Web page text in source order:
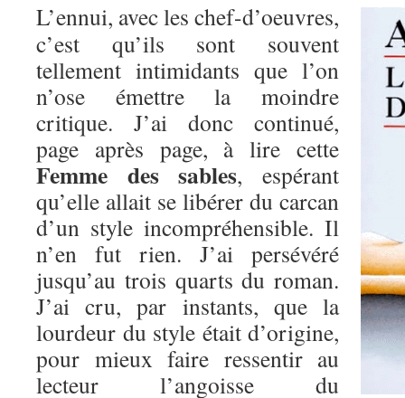
L’ennui, avec les chef-d’oeuvres,
c’est qu’ils sont souvent
tellement intimidants que l’on
n’ose émettre la moindre
critique. J’ai donc continué,
page après page, à lire cette
Femme des sables, espérant
qu’elle allait se libérer du carcan
d’un style incompréhensible. Il
n’en fut rien. J’ai persévéré
jusqu’au trois quarts du roman.
J’ai cru, par instants, que la
lourdeur du style était d’origine,
pour mieux faire ressentir au
lecteur l’angoisse du